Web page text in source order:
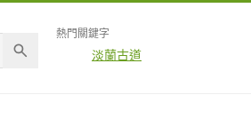
熱門關鍵字
淡蘭古道